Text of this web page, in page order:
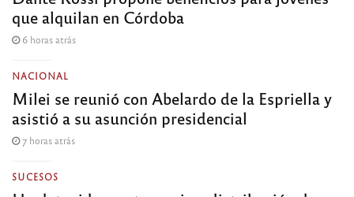
que alquilan en Córdoba
6 horas atrás
NACIONAL
Milei se reunió con Abelardo de la Espriella y
asistió a su asunción presidencial
7 horas atrás
SUCESOS